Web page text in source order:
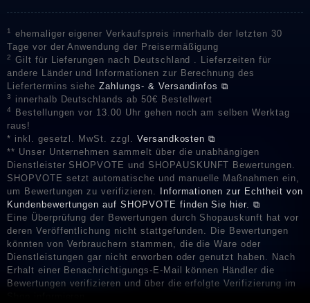
1
ehemaliger eigener Verkaufspreis innerhalb der letzten 30
Tage vor der Anwendung der Preisermäßigung
2
Gilt für Lieferungen nach Deutschland . Lieferzeiten für
andere Länder und Informationen zur Berechnung des
Liefertermins sieheZahlungs- & Versandinfos ⧉
3 innerhalb Deutschlands ab 50€ Bestellwert
4
Bestellungen vor 13.00 Uhr gehen noch am selben Werktag
raus!
* inkl. gesetzl. MwSt. zzgl. Versandkosten ⧉
** Unser Unternehmen sammelt über die unabhängigen
Dienstleister SHOPVOTE und SHOPAUSKUNFT Bewertungen.
SHOPVOTE setzt automatische und manuelle Maßnahmen ein,
um Bewertungen zu verifizieren.
Informationen zur Echtheit von
Kundenbewertungen auf SHOPVOTE finden Sie hier. ⧉
Eine Überprüfung der Bewertungen durch Shopauskunft hat vor
deren Veröffentlichung nicht stattgefunden. Die Bewertungen
könnten von Verbrauchern stammen, die die Ware oder
Dienstleistungen gar nicht erworben oder genutzt haben. Nach
Erhalt einer Benachrichtigungs-E-Mail können Händler die
Bewertungen verifizieren und über die erfolgte Verifizierung im